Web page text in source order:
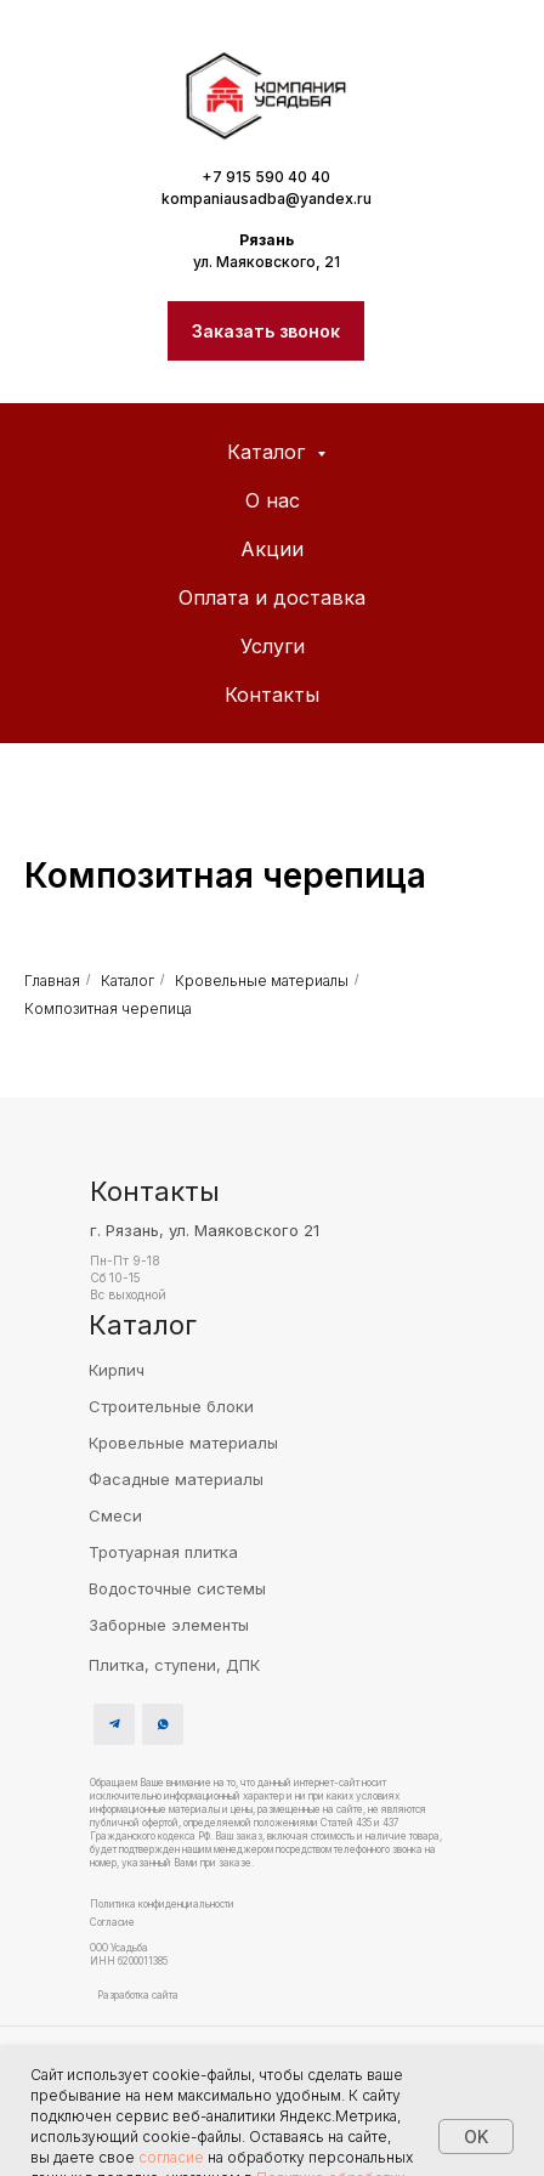
+7 915 590 40 40
kompaniausadba@yandex.ru
Рязань
ул. Маяковского, 21
Заказать звонок
Каталог
О нас
Акции
Оплата и доставка
Услуги
Контакты
Композитная черепица
Главная / Каталог / Кровельные материалы /
Композитная черепица
Контакты
Каталог
г. Рязань, ул. Маяковского 21
Пн-Пт 9-18
Сб 10-15
Вс выходной
Обращаем Ваше внимание на то, что данный интернет-сайт носит
исключительно информационный характер и ни при каких условиях
информационные материалы и цены, размещенные на сайте, не являются
публичной офертой, определяемой положениями Статей 435 и 437
Гражданского кодекса РФ. Ваш заказ, включая стоимость и наличие товара,
будет подтвержден нашим менеджером посредством телефонного звонка на
номер, указанный Вами при заказе.
ООО Усадьба
ИНН 6200011385
Политика конфиденциальности
Согласие
Разработка сайта
Кирпич
Строительные блоки
Кровельные материалы
Фасадные материалы
Смеси
Тротуарная плитка
Водосточные системы
Строительство домов Рязань
Заборные элементы
Плитка, ступени, ДПК
Сайт использует cookie-файлы, чтобы сделать ваше
пребывание на нем максимально удобным. К cайту
подключен сервис веб-аналитики Яндекс.Метрика,
использующий cookie-файлы. Оставаясь на сайте,
вы даете свое согласие на обработку персональных
OK